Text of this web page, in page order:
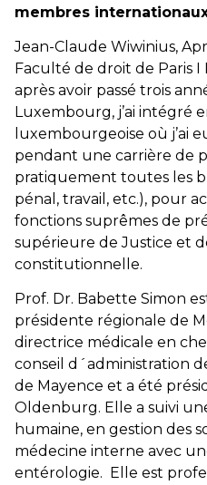
membres
Jean-Claude Wiwinius,
Faculté de droit de Paris
après avoir passé trois
Luxembourg, j’ai intégré
luxembourgeoise où j’ai
pendant une carrière de
pratiquement toutes les
pénal, travail, etc.), pour
fonctions suprêmes de
supérieure de Justice et
constitutionnelle.
Prof. Dr. Babette Simon
présidente régionale de
directrice médicale en
conseil d´administration
de Mayence et a été
Oldenburg. Elle a suivi
humaine, en gestion des
médecine interne avec
entérologie. Elle est